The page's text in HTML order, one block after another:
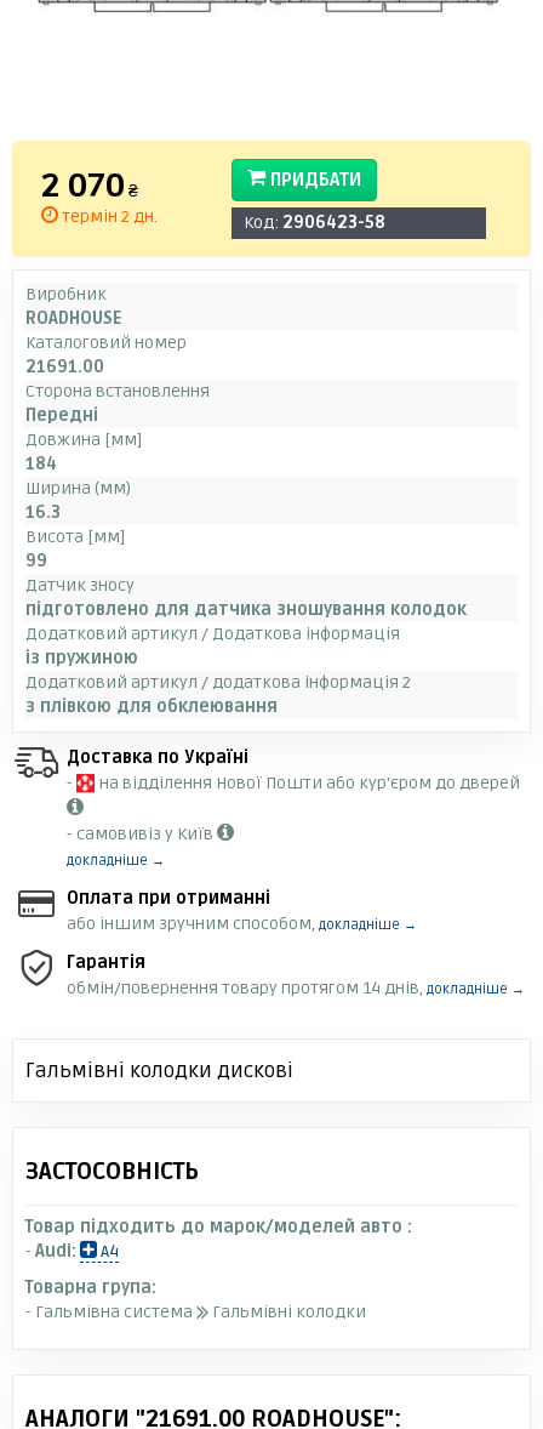
2 070 ₴
термін 2 дн.
ПРИДБАТИ
Код: 2906423-58
Виробник
ROADHOUSE
Каталоговий номер
21691.00
Сторона встановлення
Передні
Довжина [мм]
184
Ширина (мм)
16.3
Висота [мм]
99
Датчик зносу
підготовлено для датчика зношування колодок
Додатковий артикул / Додаткова інформація
із пружиною
Додатковий артикул / додаткова інформація 2
з плівкою для обклеювання
Доставка по Україні
-
на відділення Нової Пошти або кур'єром до дверей
- самовивіз у Київ
докладніше →
Оплата при отриманні
або іншим зручним способом, докладніше →
Гарантія
обмін/повернення товару протягом 14 днів, докладніше →
Гальмівні колодки дискові
ЗАСТОСОВНІСТЬ
Товар підходить до марок/моделей авто :
- Audi:
A4
Товарна група:
- Гальмівна система
Гальмівні колодки
АНАЛОГИ "21691.00 ROADHOUSE":